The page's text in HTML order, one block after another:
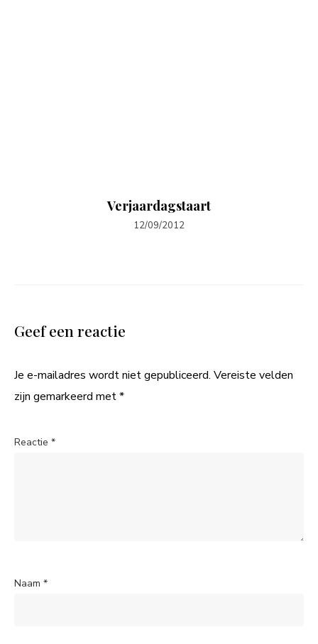
Verjaardagstaart
12/09/2012
Geef een reactie
Je e-mailadres wordt niet gepubliceerd. Vereiste velden
zijn gemarkeerd met*
Reactie *
Naam *